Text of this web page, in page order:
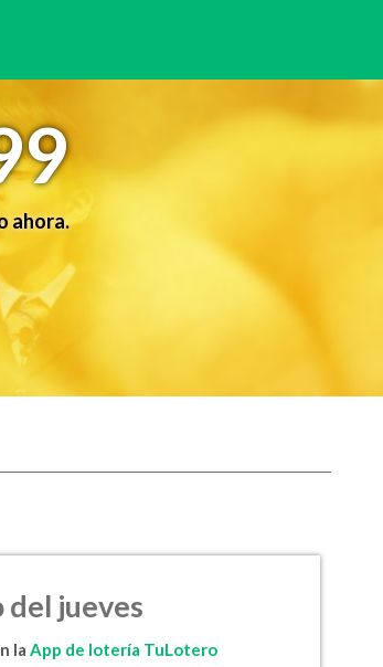
ahora.
del jueves
laApp de lotería TuLotero